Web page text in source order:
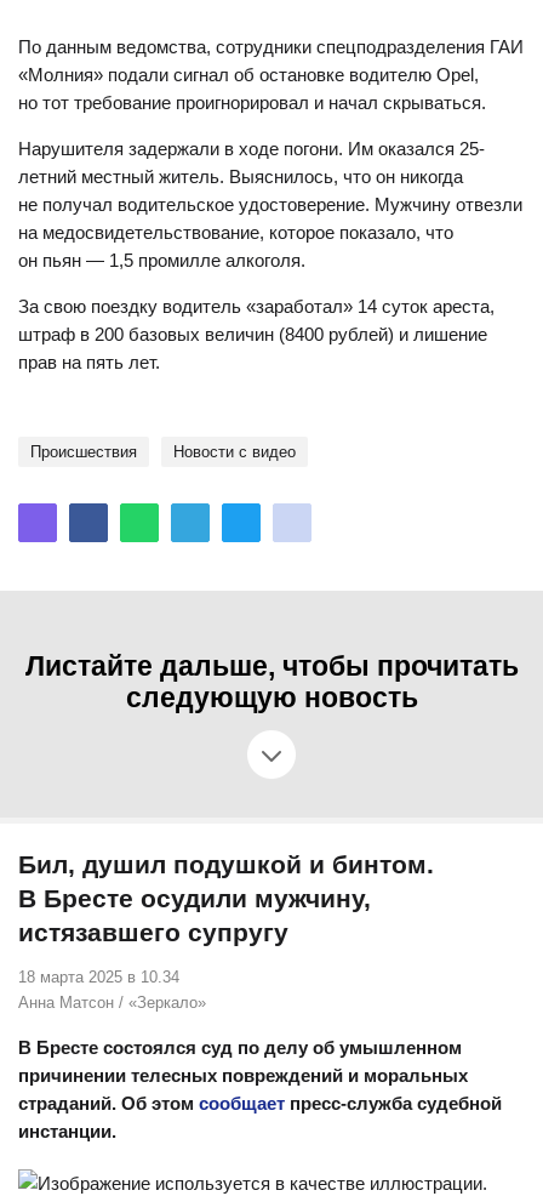
По данным ведомства, сотрудники спецподразделения ГАИ
«Молния» подали сигнал об остановке водителю Opel,
но тот требование проигнорировал и начал скрываться.
Нарушителя задержали в ходе погони. Им оказался 25-
летний местный житель. Выяснилось, что он никогда
не получал водительское удостоверение. Мужчину отвезли
на медосвидетельствование, которое показало, что
он пьян — 1,5 промилле алкоголя.
За свою поездку водитель «заработал» 14 суток ареста,
штраф в 200 базовых величин (8400 рублей) и лишение
прав на пять лет.
происшествия Новости с видео
Листайте дальше, чтобы прочитать
следующую новость